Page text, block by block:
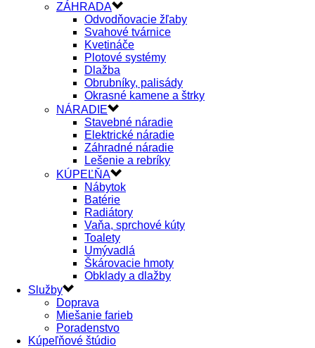
ZÁHRADA
Odvodňovacie žľaby
Svahové tvárnice
Kvetináče
Plotové systémy
Dlažba
Obrubníky, palisády
Okrasné kamene a štrky
NÁRADIE
Stavebné náradie
Elektrické náradie
Záhradné náradie
Lešenie a rebríky
KÚPEĽŇA
Nábytok
Batérie
Radiátory
Vaňa, sprchové kúty
Toalety
Umývadlá
Škárovacie hmoty
Obklady a dlažby
Služby
Doprava
Miešanie farieb
Poradenstvo
Kúpeľňové štúdio